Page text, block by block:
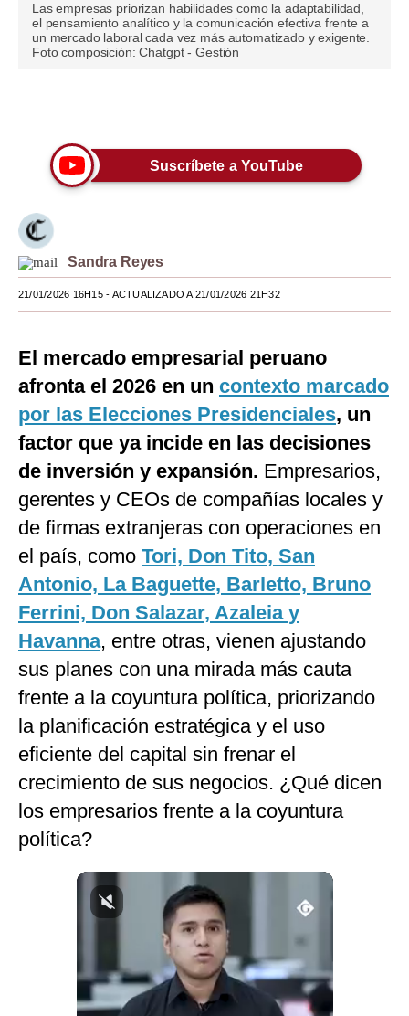
Viajes
Moda
EEUU
México
España
Internacional
Tecnología
G de Gestión
Notas Contratadas
Gestión TV
Videos
Fotogalerías
gestion.pe
¿quiénes
Somos?
Términos
Y
Condiciones
Política
De
Privacidad
Las empresas priorizan habilidades como la adaptabilidad,
el pensamiento analítico y la comunicación efectiva frente a
un mercado laboral cada vez más automatizado y exigente.
Foto composición: Chatgpt - Gestión
Suscríbete a YouTube
Sandra Reyes
21/01/2026 16H15- ACTUALIZADO A 21/01/2026 21H32
El mercado empresarial peruano
afronta el 2026 en un contexto marcado
por las Elecciones Presidenciales, un
factor que ya incide en las decisiones
de inversión y expansión. Empresarios,
gerentes y CEOs de compañías locales y
de firmas extranjeras con operaciones en
el país, como Tori, Don Tito, San
Antonio, La Baguette, Barletto, Bruno
Ferrini, Don Salazar, Azaleia y
Havanna, entre otras, vienen ajustando
sus planes con una mirada más cauta
frente a la coyuntura política, priorizando
la planificación estratégica y el uso
eficiente del capital sin frenar el
crecimiento de sus negocios. ¿Qué dicen
los empresarios frente a la coyuntura
política?